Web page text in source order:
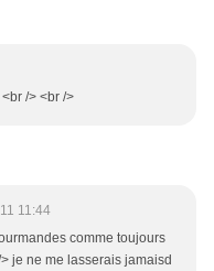
/> <br />
11:44
comme toujours
je ne me lasserais jamaisd